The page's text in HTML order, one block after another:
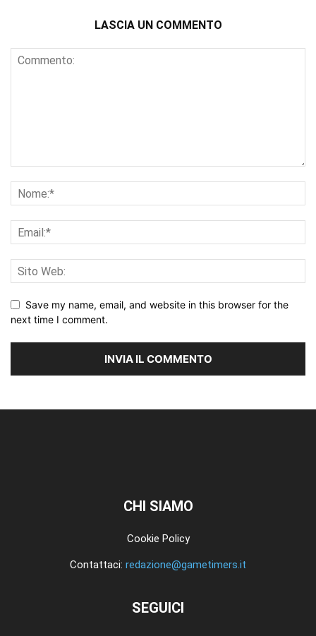
LASCIA UN COMMENTO
Save my name, email, and website in this browser for the
next time I comment.
CHI SIAMO
Cookie Policy
Contattaci: redazione@gametimers.it
SEGUICI